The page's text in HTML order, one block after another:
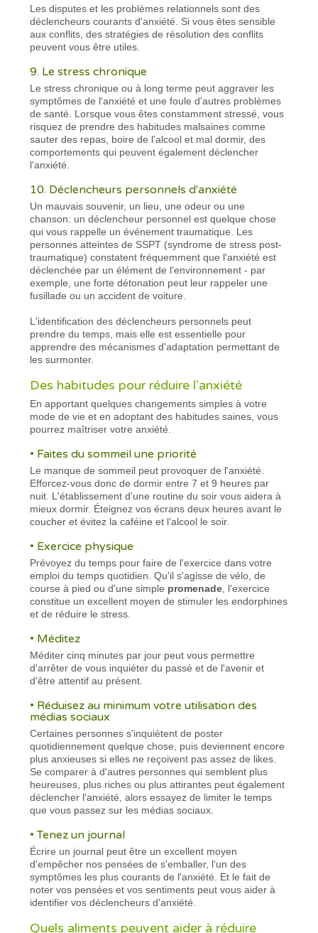
Les disputes et les problèmes relationnels sont des
déclencheurs courants d'anxiété. Si vous êtes sensible
aux conflits, des stratégies de résolution des conflits
peuvent vous être utiles.
9. Le stress chronique
Le stress chronique ou à long terme peut aggraver les
symptômes de l'anxiété et une foule d'autres problèmes
de santé. Lorsque vous êtes constamment stressé, vous
risquez de prendre des habitudes malsaines comme
sauter des repas, boire de l'alcool et mal dormir, des
comportements qui peuvent également déclencher
l'anxiété.
10. Déclencheurs personnels d'anxiété
Un mauvais souvenir, un lieu, une odeur ou une
chanson: un déclencheur personnel est quelque chose
qui vous rappelle un événement traumatique. Les
personnes atteintes de SSPT (syndrome de stress post-
traumatique) constatent fréquemment que l'anxiété est
déclenchée par un élément de l'environnement - par
exemple, une forte détonation peut leur rappeler une
fusillade ou un accident de voiture.
L'identification des déclencheurs personnels peut
prendre du temps, mais elle est essentielle pour
apprendre des mécanismes d'adaptation permettant de
les surmonter.
Des habitudes pour réduire l'anxiété
En apportant quelques changements simples à votre
mode de vie et en adoptant des habitudes saines, vous
pourrez maîtriser votre anxiété.
• Faites du sommeil une priorité
Le manque de sommeil peut provoquer de l'anxiété.
Efforcez-vous donc de dormir entre 7 et 9 heures par
nuit. L'établissement d'une routine du soir vous aidera à
mieux dormir. Éteignez vos écrans deux heures avant le
coucher et évitez la caféine et l'alcool le soir.
• Exercice physique
Prévoyez du temps pour faire de l'exercice dans votre
emploi du temps quotidien. Qu'il s'agisse de vélo, de
course à pied ou d'une simple promenade , l'exercice
constitue un excellent moyen de stimuler les endorphines
et de réduire le stress.
• Méditez
Méditer cinq minutes par jour peut vous permettre
d'arrêter de vous inquiéter du passé et de l'avenir et
d'être attentif au présent.
• Réduisez au minimum votre utilisation des
médias sociaux
Certaines personnes s'inquiètent de poster
quotidiennement quelque chose, puis deviennent encore
plus anxieuses si elles ne reçoivent pas assez de likes.
Se comparer à d'autres personnes qui semblent plus
heureuses, plus riches ou plus attirantes peut également
déclencher l'anxiété, alors essayez de limiter le temps
que vous passez sur les médias sociaux.
• Tenez un journal
Écrire un journal peut être un excellent moyen
d'empêcher nos pensées de s'emballer, l'un des
symptômes les plus courants de l'anxiété. Et le fait de
noter vos pensées et vos sentiments peut vous aider à
identifier vos déclencheurs d'anxiété.
Quels aliments peuvent aider à réduire